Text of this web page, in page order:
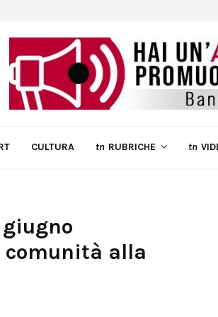
CULTURA tn RUBRICHE tn
giugno
comunità alla